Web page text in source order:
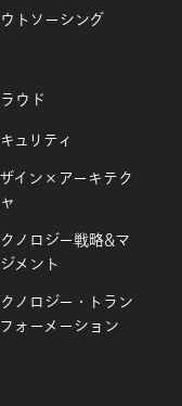
トソーシング
ウド
ュリティ
イン×アーキテク
ノロジー戦略&マ
メント
ノロジー・トラン
ォーメーション